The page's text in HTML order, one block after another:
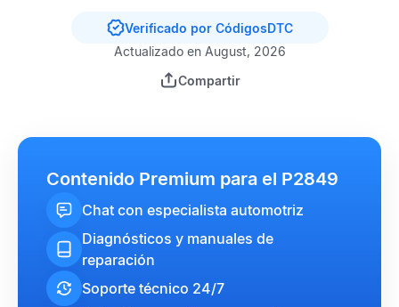
Verificado por CódigosDTC
Actualizado en August, 2026
Compartir
Contenido Premium para el P2849
Chat con especialista automotriz
Diagnósticos y manuales de
reparación
Soporte técnico 24/7